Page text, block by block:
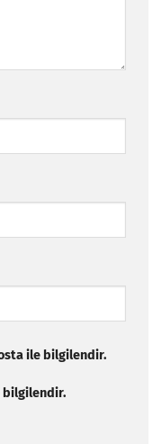
ile bilgilendir.
bilgilendir.